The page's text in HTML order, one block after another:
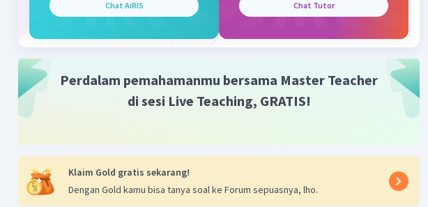
Chat AiRIS Chat Tutor
Perdalam pemahamanmu bersama Master Teacher
di sesi Live Teaching, GRATIS!
Klaim Gold gratis sekarang!
Dengan Gold kamu bisa tanya soal ke Forum sepuasnya, lho.